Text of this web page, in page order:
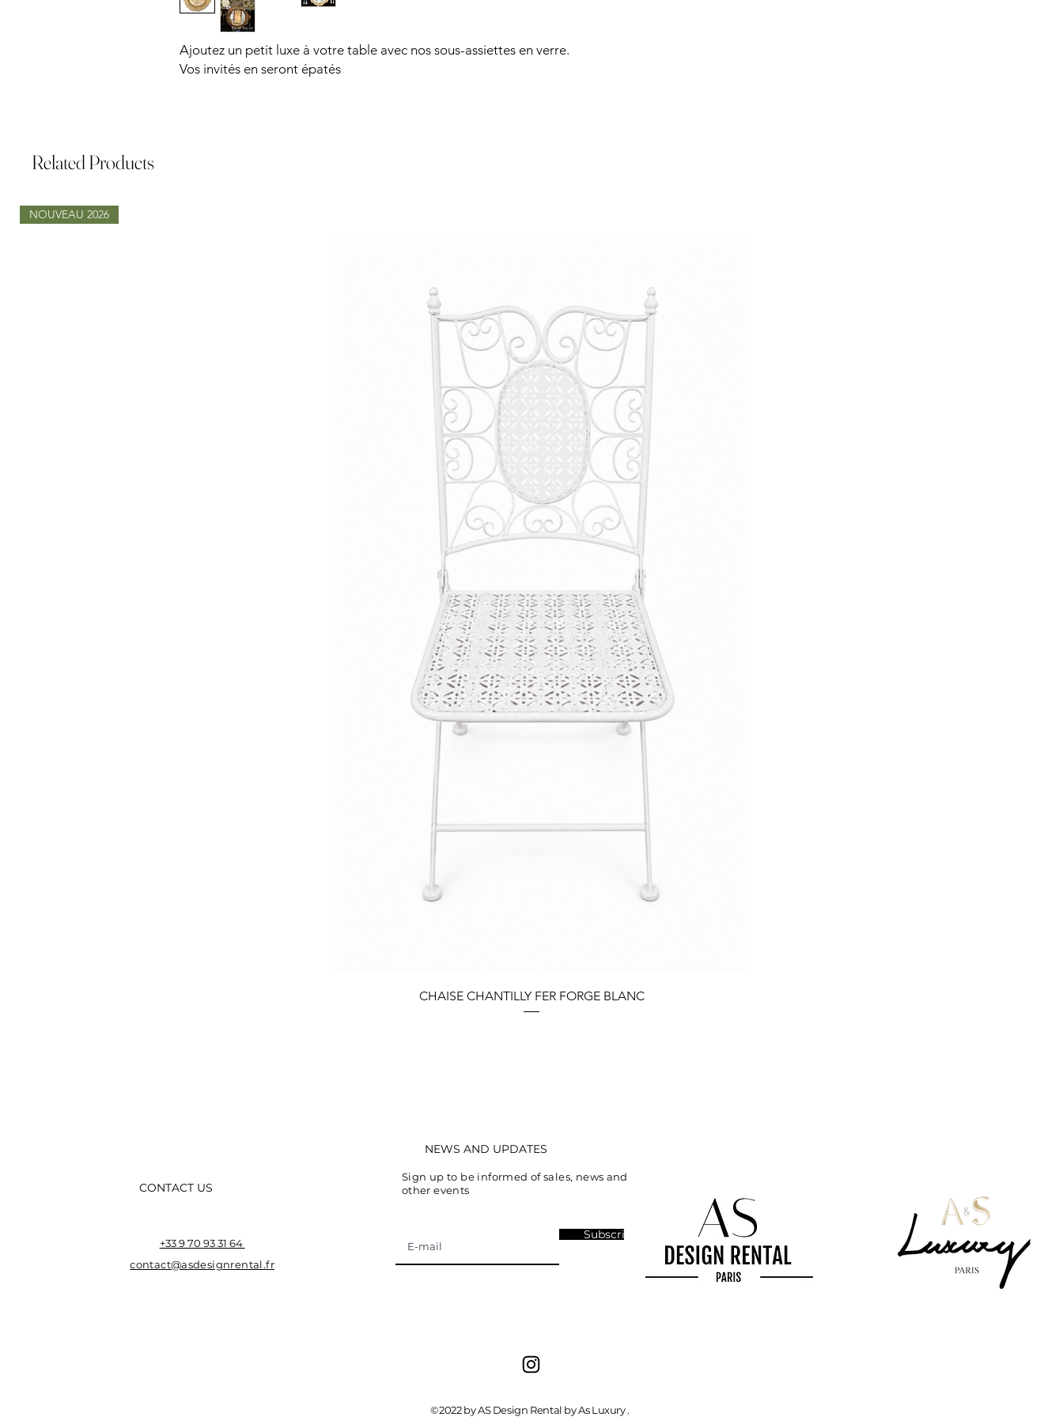
Ajoutez un petit luxe à votre table avec nos sous-assiettes en verre.
Vos invités en seront épatés
Related Products
Quick View
NOUVEAU 2026
CHAISE CHANTILLY FER FORGE BLANC
CONTACT US
+33 9 70 93 31 64
contact@asdesignrental.fr
NEWS AND UPDATES
Sign up to be informed of sales, news and
other events
Subscribe
©2022 by AS Design Rental by As Luxury .